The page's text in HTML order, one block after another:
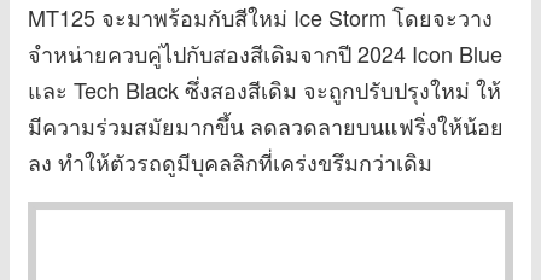
MT125 จะมาพร้อมกับสีใหม่ Ice Storm โดยจะวาง
จำหน่ายควบคู่ไปกับสองสีเดิมจากปี 2024 Icon Blue
และ Tech Black ซึ่งสองสีเดิม จะถูกปรับปรุงใหม่ ให้
มีความร่วมสมัยมากขึ้น ลดลวดลายบนแฟริ่งให้น้อย
ลง ทำให้ตัวรถดูมีบุคลลิกที่เคร่งขรึมกว่าเดิม